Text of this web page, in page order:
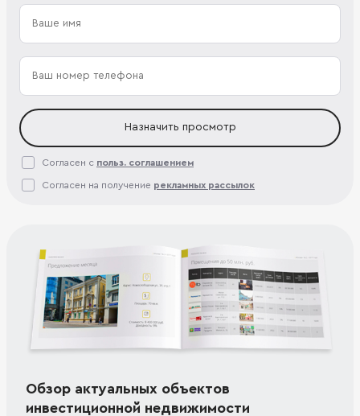
Назначить просмотр
Согласен с польз. соглашением
Согласен на получение рекламных рассылок
Обзор актуальных объектов
инвестиционной недвижимости